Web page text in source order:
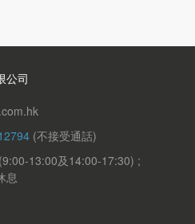
公司
(不接受通話)
13:00及14:00-17:30) ;
息